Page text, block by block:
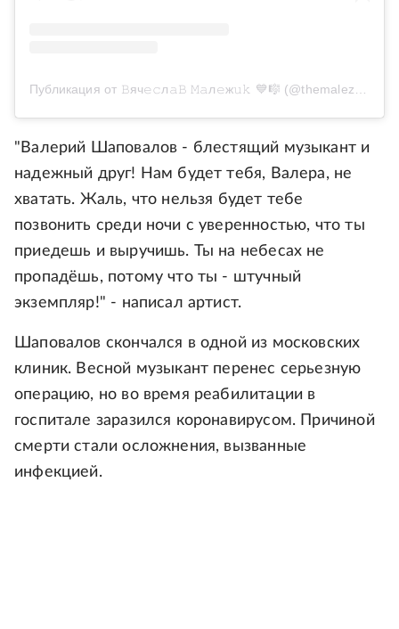
"Валерий Шаповалов - блестящий музыкант и
надежный друг! Нам будет тебя, Валера, не
хватать. Жаль, что нельзя будет тебе
позвонить среди ночи с уверенностью, что ты
приедешь и выручишь. Ты на небесах не
пропадёшь, потому что ты - штучный
экземпляр!" - написал артист.
Шаповалов скончался в одной из московских
клиник. Весной музыкант перенес серьезную
операцию, но во время реабилитации в
госпитале заразился коронавирусом. Причиной
смерти стали осложнения, вызванные
инфекцией.